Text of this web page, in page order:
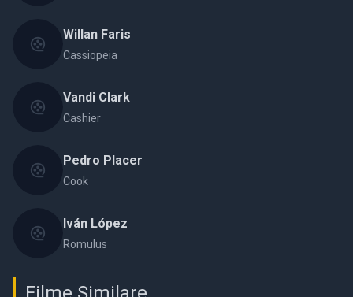
Willan Faris
Cassiopeia
Vandi Clark
Cashier
Pedro Placer
Cook
Iván López
Romulus